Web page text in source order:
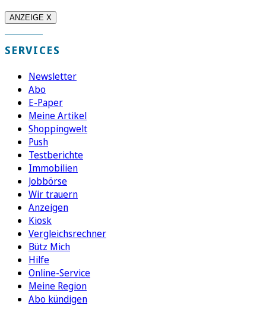
ANZEIGE X
SERVICES
Newsletter
Abo
E-Paper
Meine Artikel
Shoppingwelt
Push
Testberichte
Immobilien
Jobbörse
Wir trauern
Anzeigen
Kiosk
Vergleichsrechner
Bütz Mich
Hilfe
Online-Service
Meine Region
Abo kündigen